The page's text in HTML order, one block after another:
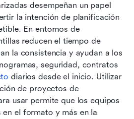
desempeñan un papel
la intención de planificación
En entornos de
reducen el tiempo de
la consistencia y ayudan a los
seguridad, contratos
diarios desde el inicio. Utilizar
de proyectos de
usar permite que los equipos
el formato y más en la